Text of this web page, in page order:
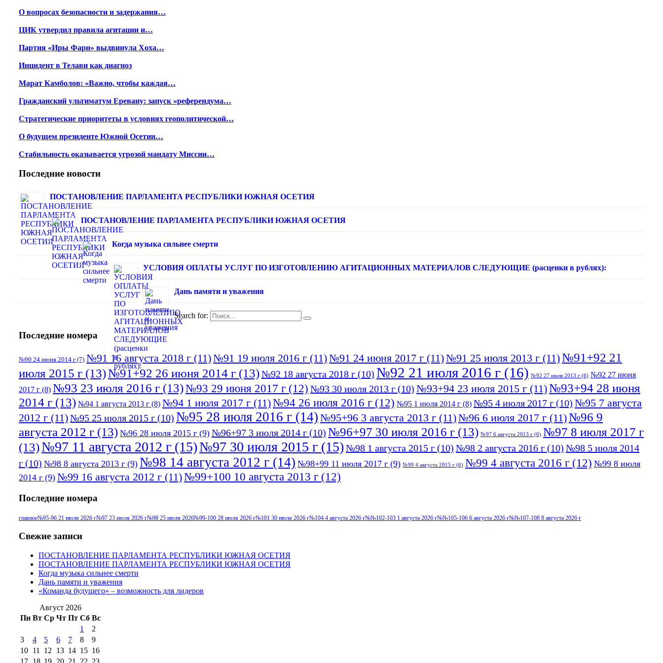
О вопросах безопасности и задержания…
ЦИК утвердил правила агитации и…
Партия «Иры Фарн» выдвинула Хоха…
Инцидент в Телави как диагноз
Марат Камболов: «Важно, чтобы каждая…
Гражданский ультиматум Еревану: запуск «референдума…
Стратегические приоритеты в условиях геополитической…
О будущем президенте Южной Осетии…
Стабильность оказывается угрозой мандату Миссии…
Последние новости
ПОСТАНОВЛЕНИЕ ПАРЛАМЕНТА РЕСПУБЛИКИ ЮЖНАЯ ОСЕТИЯ
ПОСТАНОВЛЕНИЕ ПАРЛАМЕНТА РЕСПУБЛИКИ ЮЖНАЯ ОСЕТИЯ
Когда музыка сильнее смерти
УСЛОВИЯ ОПЛАТЫ УСЛУГ ПО ИЗГОТОВЛЕНИЮ АГИТАЦИОННЫХ МАТЕРИАЛОВ СЛЕДУЮЩИЕ (расценки в рублях):
Дань памяти и уважения
Search for:
Последние номера
№90 24 июня 2014 г (7) №91 16 августа 2018 г (11)№91 19 июля 2016 г (11)№91 24 июня 2017 г (11)№91 25 июля 2013 г (11)№91+92 21
июля 2015 г (13)№91+92 26 июня 2014 г (13)№92 18 августа 2018 г (10) №92 21 июля 2016 г (16) №92 27 июля 2013 г (6) №92 27 июня
2017 г (8) №93 23 июля 2016 г (13)№93 29 июня 2017 г (12) №93 30 июля 2013 г (10) №93+94 23 июля 2015 г (11)№93+94 28 июня
2014 г (13) №94 1 августа 2013 г (8) №94 1 июля 2017 г (11)№94 26 июля 2016 г (12) №95 1 июля 2014 г (8) №95 4 июля 2017 г (10) №95 7 августа
2012 г (11)№95 25 июля 2015 г (10) №95 28 июля 2016 г (14) №95+96 3 августа 2013 г (11)№96 6 июля 2017 г (11)№96 9
августа 2012 г (13) №96 28 июля 2015 г (9) №96+97 3 июля 2014 г (10) №96+97 30 июля 2016 г (13) №97 6 августа 2013 г (6) №97 8 июля 2017 г
(13)№97 11 августа 2012 г (15)№97 30 июля 2015 г (15) №98 1 августа 2015 г (10) №98 2 августа 2016 г (10) №98 5 июля 2014
г (10) №98 8 августа 2013 г (9) №98 14 августа 2012 г (14) №98+99 11 июля 2017 г (9) №99 4 августа 2015 г (6) №99 4 августа 2016 г (12) №99 8 июля
2014 г (9) №99 16 августа 2012 г (11)№99+100 10 августа 2013 г (12)
Последние номера
главное№95-96 21 июля 2026 г№97 23 июля 2026 г№98 25 июля 2026№99-100 28 июля 2026 г№101 30 июля 2026 г№104 4 августа 2026 г№№102-103 1 августа 2026 г№№105-106 6 августа 2026 г№№107-108 8 августа 2026 г
Свежие записи
ПОСТАНОВЛЕНИЕ ПАРЛАМЕНТА РЕСПУБЛИКИ ЮЖНАЯ ОСЕТИЯ
ПОСТАНОВЛЕНИЕ ПАРЛАМЕНТА РЕСПУБЛИКИ ЮЖНАЯ ОСЕТИЯ
Когда музыка сильнее смерти
Дань памяти и уважения
«Команда будущего» – возможность для лидеров
Август 2026
Пн Вт Ср Чт Пт Сб Вс
1
2
3
4 5 6 7 8
9
10 11 12 13 14 15 16
17 18 19 20 21 22 23